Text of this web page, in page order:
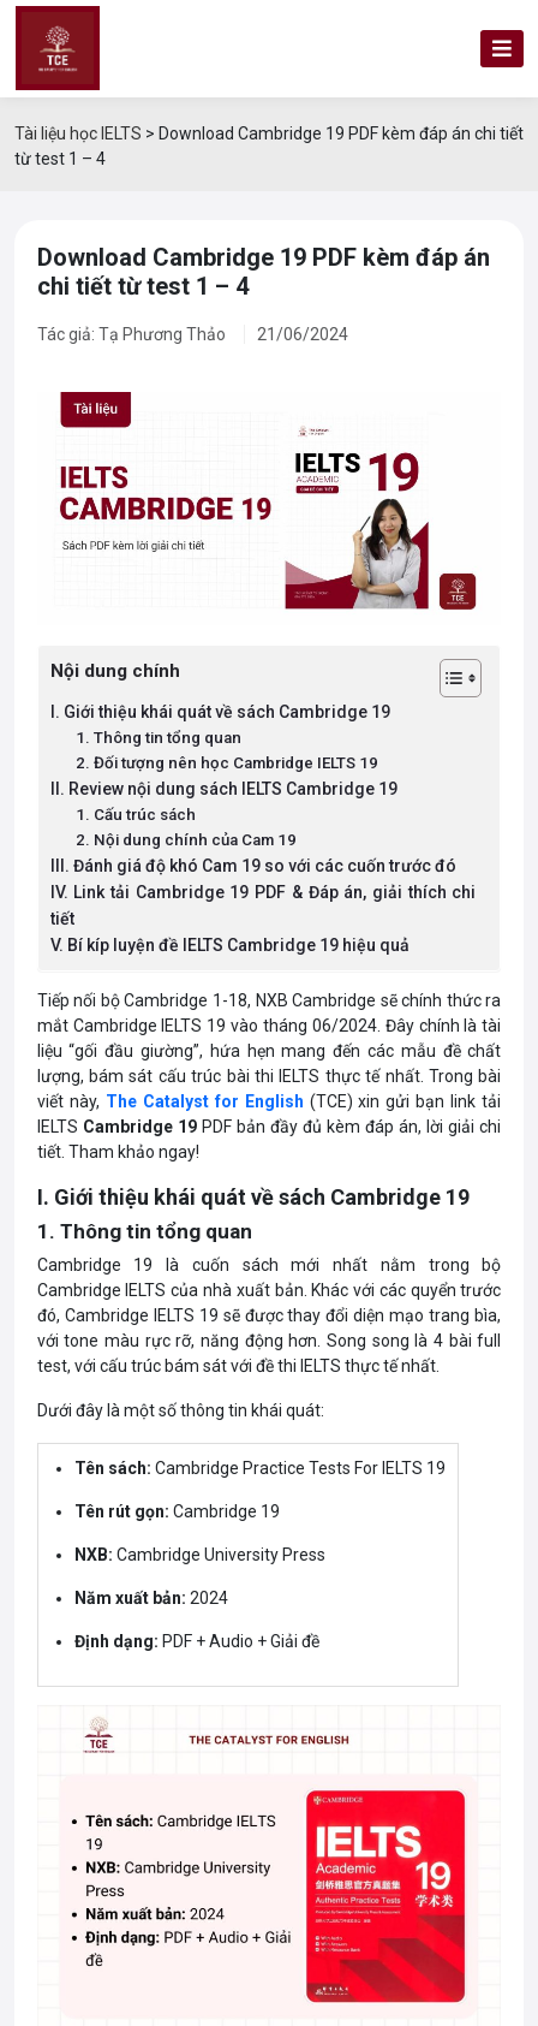
Tài liệu học IELTS > Download Cambridge 19 PDF kèm đáp án chi tiết
từ test 1 – 4
Download Cambridge 19 PDF kèm đáp án
chi tiết từ test 1 – 4
Tác giả: Tạ Phương Thảo 21/06/2024
Nội dung chính
I. Giới thiệu khái quát về sách Cambridge 19
1. Thông tin tổng quan
2. Đối tượng nên học Cambridge IELTS 19
II. Review nội dung sách IELTS Cambridge 19
1. Cấu trúc sách
2. Nội dung chính của Cam 19
III. Đánh giá độ khó Cam 19 so với các cuốn trước đó
IV. Link tải Cambridge 19 PDF & Đáp án, giải thích chi
tiết
V. Bí kíp luyện đề IELTS Cambridge 19 hiệu quả
Tiếp nối bộ Cambridge 1-18, NXB Cambridge sẽ chính thức ra
mắt Cambridge IELTS 19 vào tháng 06/2024. Đây chính là tài
liệu “gối đầu giường”, hứa hẹn mang đến các mẫu đề chất
lượng, bám sát cấu trúc bài thi IELTS thực tế nhất. Trong bài
viết này, The Catalyst for English (TCE) xin gửi bạn link tải
IELTS Cambridge 19PDF bản đầy đủ kèm đáp án, lời giải chi
tiết. Tham khảo ngay!
I. Giới thiệu khái quát về sách Cambridge 19
1. Thông tin tổng quan
Cambridge 19 là cuốn sách mới nhất nằm trong bộ
Cambridge IELTS của nhà xuất bản. Khác với các quyển trước
đó, Cambridge IELTS 19 sẽ được thay đổi diện mạo trang bìa,
với tone màu rực rỡ, năng động hơn. Song song là 4 bài full
test, với cấu trúc bám sát với đề thi IELTS thực tế nhất.
Dưới đây là một số thông tin khái quát:
Tên sách: Cambridge Practice Tests For IELTS 19
Tên rút gọn: Cambridge 19
NXB: Cambridge University Press
Năm xuất bản: 2024
Định dạng: PDF + Audio + Giải đề